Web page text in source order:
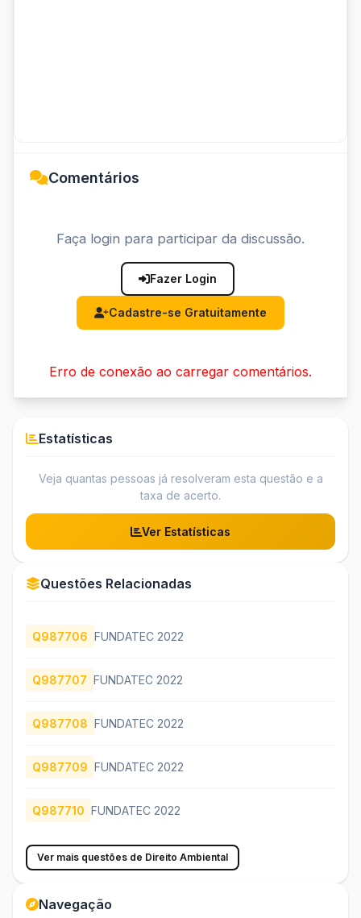
Comentários
Faça login para participar da discussão.
Fazer Login
Cadastre-se Gratuitamente
Erro de conexão ao carregar comentários.
Estatísticas
Veja quantas pessoas já resolveram esta questão e a
taxa de acerto.
Ver Estatísticas
Questões Relacionadas
Q987706 FUNDATEC 2022
Q987707 FUNDATEC 2022
Q987708 FUNDATEC 2022
Q987709 FUNDATEC 2022
Q987710 FUNDATEC 2022
Ver mais questões de Direito Ambiental
Navegação